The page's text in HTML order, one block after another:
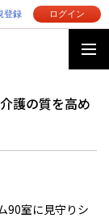
登録 ログイン
護の質を高め
90室に見守りシ